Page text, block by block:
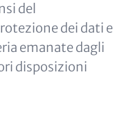
del
dei dati e
emanate dagli
disposizioni